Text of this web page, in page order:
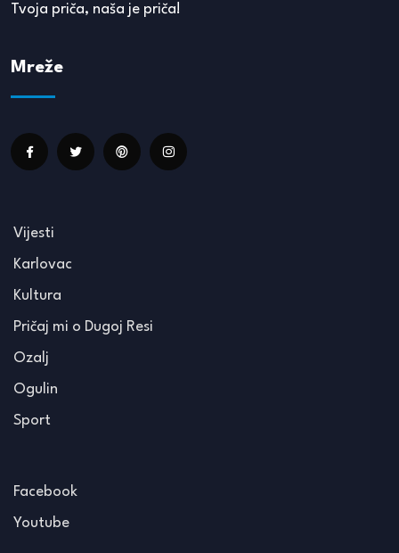
Tvoja priča, naša je priča!
Mreže
Vijesti
Karlovac
Kultura
Pričaj mi o Dugoj Resi
Ozalj
Ogulin
Sport
Facebook
Youtube